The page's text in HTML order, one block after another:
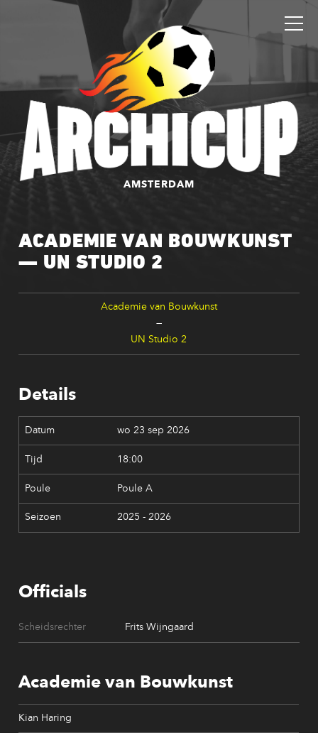
AMSTERDAM
ACADEMIE VAN BOUWKUNST
— UN STUDIO 2
Academie van Bouwkunst
—
UN Studio 2
Details
wo 23 sep 2026
18:00
Poule A
2025 - 2026
Officials
Scheidsrechter Frits Wijngaard
Academie van Bouwkunst
Kian Haring